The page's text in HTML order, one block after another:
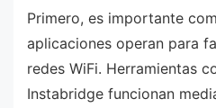
Primero, es importante
aplicaciones operan para
redes WiFi. Herramientas
Instabridge funcionan